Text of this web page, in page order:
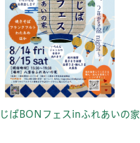
ばBONフェスinふれあいの家